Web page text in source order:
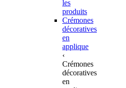
les
produits
Crémones
décoratives
en
applique
‹
Crémones
décoratives
en